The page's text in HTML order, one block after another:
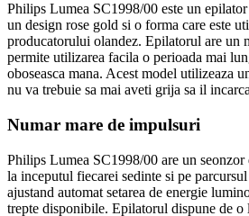
Philips Lumea SC1998/00 este un
un design rose gold si o forma care este
producatorului olandez. Epilatorul are un
permite utilizarea facila o perioada mai
oboseasca mana. Acest model utilizeaza
nu va trebuie sa mai aveti grija sa il
Numar mare de impulsuri
Philips Lumea SC1998/00 are un seonzor
la inceputul fiecarei sedinte si pe
ajustand automat setarea de energie
trepte disponibile. Epilatorul dispune de o